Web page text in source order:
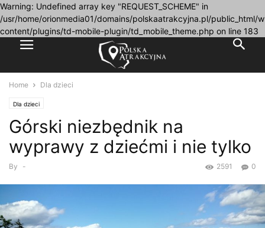
Warning: Undefined array key "REQUEST_SCHEME" in
/usr/home/orionmedia01/domains/polskaatrakcyjna.pl/public_html/
content/plugins/td-mobile-plugin/td_mobile_theme.php on line 183
Home Dla dzieci
Dla dzieci
Górski niezbędnik na
wyprawy z dziećmi i nie tylko
By - 0
2591